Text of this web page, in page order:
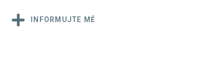
INFORMUJTE MĚ